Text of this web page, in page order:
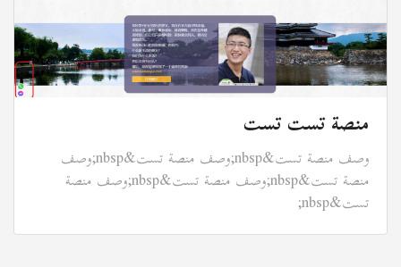
منصة تست تست
وصف منصة تست&nbsp;وصف منصة تست&nbsp;وصف
منصة تست&nbsp;وصف منصة تست&nbsp;وصف منصة
تست&nbsp;